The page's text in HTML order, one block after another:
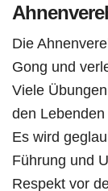
Die
Gong und
Viele
den
Es wird
Führung und
Respekt vor